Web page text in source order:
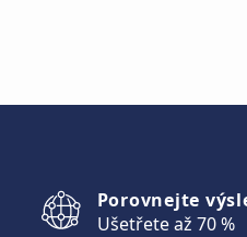
Porovnejte
Ušetřete až 70 %